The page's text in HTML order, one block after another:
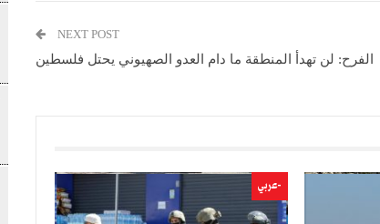
NEXT POST
الفرح: لن تهدأ المنطقة ما دام العدو الصهيوني يحتل فلسطين
-عربي